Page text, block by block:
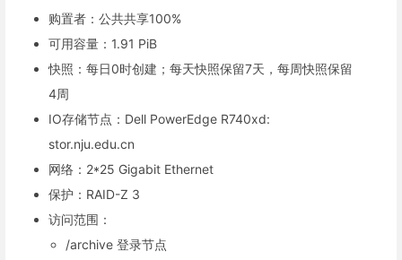
购置者：公共共享100%
可用容量：1.91 PiB
快照：每日0时创建；每天快照保留7天，每周快照保留
4周
IO存储节点：Dell PowerEdge R740xd:
stor.nju.edu.cn
网络：2*25 Gigabit Ethernet
保护：RAID-Z 3
访问范围：
/archive 登录节点